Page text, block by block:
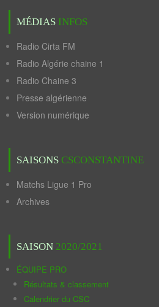
MÉDIAS INFOS
Radio Cirta FM
Radio Algérie chaine 1
Radio Chaine 3
Presse algérienne
Version numérique
SAISONS CSCONSTANTINE
Matchs Ligue 1 Pro
Archives
SAISON 2020/2021
ÉQUIPE PRO
Résultats & classement
Calendrier du CSC